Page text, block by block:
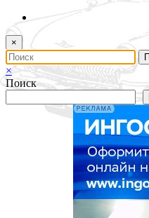
×
×
Поиск